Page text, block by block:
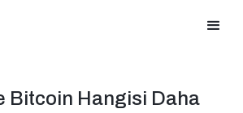
Bitcoin Hangisi Daha